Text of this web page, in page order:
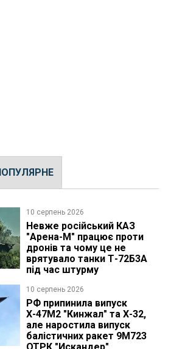
10 серпень 2026
Невже російський КАЗ
"Арена-М" працює проти
дронів та чому це не
врятувало танки Т-72Б3А
під час штурму
10 серпень 2026
РФ припинила випуск
Х-47М2 "Кинжал" та Х-32,
але наростила випуск
балістичних ракет 9М723